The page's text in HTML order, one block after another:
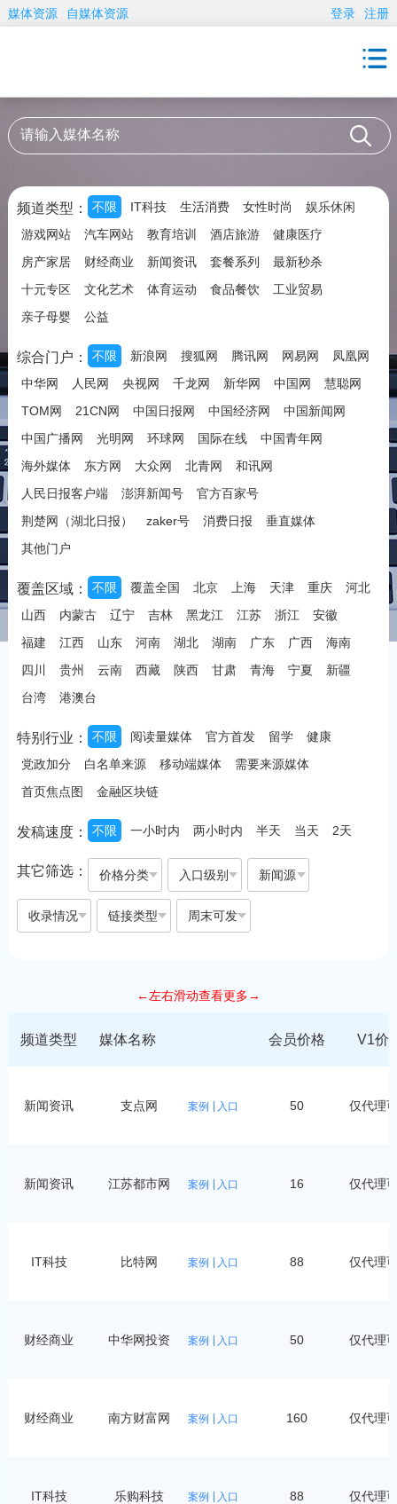
媒体资源 自媒体资源 登录 注册
频道类型： 不限 IT科技 生活消费 女性时尚
娱乐休闲
游戏网站
汽车网站 教育培训 酒店旅游
健康医疗
房产家居
财经商业 新闻资讯 套餐系列
最新秒杀
十元专区
文化艺术 体育运动 食品餐饮
工业贸易
亲子母婴
公益
综合门户： 不限 新浪网 搜狐网 腾讯网 网易网
凤凰网
中华网
人民网 央视网 千龙网 新华网 中国网
慧聪网
TOM网
21CN网 中国日报网 中国经济网
中国新闻网
中国广播网
光明网 环球网 国际在线
中国青年网
海外媒体
东方网 大众网 北青网
和讯网
人民日报客户端
澎湃新闻号
官方百家号
荆楚网（湖北日报）
zaker号 消费日报
垂直媒体
其他门户
覆盖区域： 不限 覆盖全国 北京 上海 天津 重庆
河北
山西
内蒙古 辽宁 吉林 黑龙江 江苏 浙江
安徽
福建
江西 山东 河南 湖北 湖南 广东 广西
海南
四川
贵州 云南 西藏 陕西 甘肃 青海 宁夏
新疆
台湾
港澳台
特别行业： 不限 阅读量媒体 官方首发 留学
健康
党政加分
白名单来源 移动端媒体
需要来源媒体
首页焦点图
金融区块链
发稿速度： 不限 一小时内 两小时内 半天 当天 2天
其它筛选： 价格分类 入口级别 新闻源
收录情况 链接类型 周末可发
←左右滑动查看更多→
频道类型 媒体名称 会员价格 V1价
新闻资讯 支点网 案例 入口 50 仅代理
新闻资讯 江苏都市网 案例 入口 16 仅代理
IT科技 比特网 案例 入口 88 仅代理
财经商业 中华网投资 案例 入口 50 仅代理
财经商业 南方财富网 案例 入口 160 仅代理
IT科技 乐购科技 案例 入口 88 仅代理